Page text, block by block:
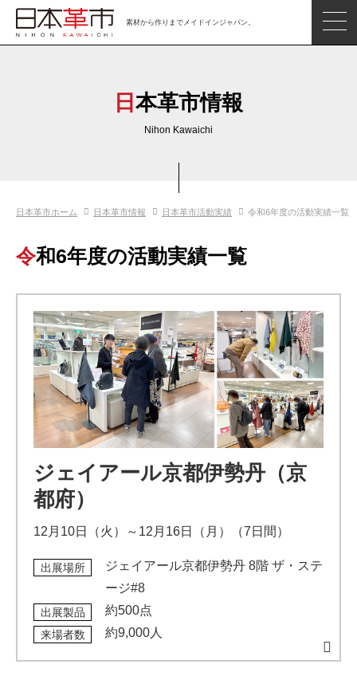
素材から作りまでメイドインジャパン。
革市通信
日本の革の良さを知ろう
閲覧したアイテム
日本革市情報
Nihon Kawaichi
日本革市ホーム 日本革市情報 日本革市活動実績 令和6年度の活動実績一覧
令和6年度の活動実績一覧
ジェイアール京都伊勢丹（京
都府）
12月10日（火）～12月16日（月）（7日間）
出展場所
ジェイアール京都伊勢丹 8階 ザ・ステ
ージ#8
出展製品 約500点
来場者数 約9,000人